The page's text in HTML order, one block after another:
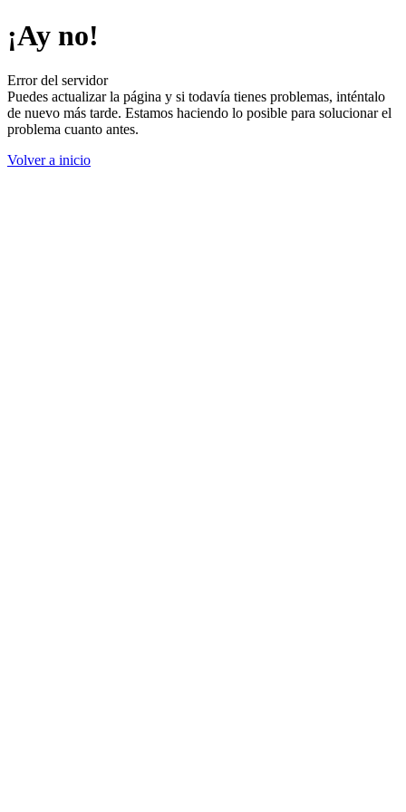
¡Ay no!
Error del servidor
Puedes actualizar la página y si todavía tienes problemas, inténtalo
de nuevo más tarde. Estamos haciendo lo posible para solucionar el
problema cuanto antes.
Volver a inicio